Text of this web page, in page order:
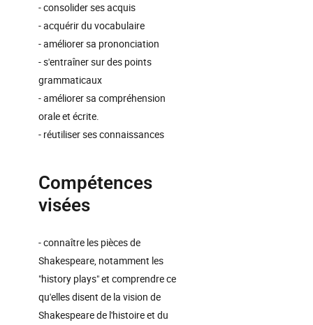
- consolider ses acquis
- acquérir du vocabulaire
- améliorer sa prononciation
- s'entraîner sur des points
grammaticaux
- améliorer sa compréhension
orale et écrite.
- réutiliser ses connaissances
Compétences
visées
- connaître les pièces de
Shakespeare, notamment les
"history plays" et comprendre ce
qu'elles disent de la vision de
Shakespeare de l'histoire et du